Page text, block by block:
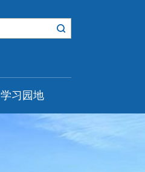
学习园地